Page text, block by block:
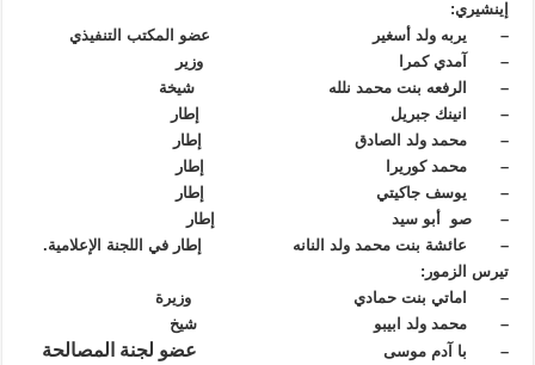
إينشيري:
– يربه ولد أسغير عضو المكتب التنفيذي
– آمدي كمرا وزير
– الرفعه بنت محمد نلله شيخة
– انينك جبريل إطار
– محمد ولد الصادق إطار
– محمد كوريرا إطار
– يوسف جاكيتي إطار
– صو أبو سيد إطار
– عائشة بنت محمد ولد النانه إطار في اللجنة الإعلامية.
تيرس الزمور:
– اماتي بنت حمادي وزيرة
– محمد ولد ابيبو شيخ
– با آدم موسى
عضو لجنة المصالحة